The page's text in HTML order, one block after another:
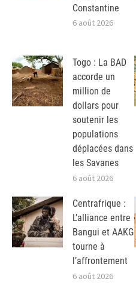
Constantine
6 août 2026
Togo : La BAD
accorde un
million de
dollars pour
soutenir les
populations
déplacées dans
les Savanes
6 août 2026
Centrafrique :
L’alliance entre
Bangui et AAKG
tourne à
l’affrontement
6 août 2026